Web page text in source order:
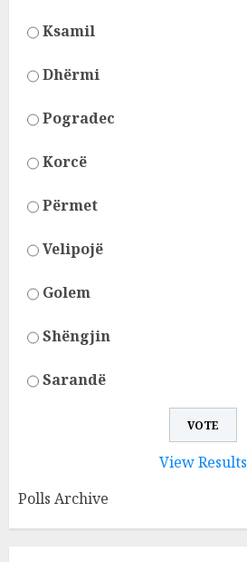
Ksamil
Dhërmi
Pogradec
Korcë
Përmet
Velipojë
Golem
Shëngjin
Sarandë
View Results
Polls Archive